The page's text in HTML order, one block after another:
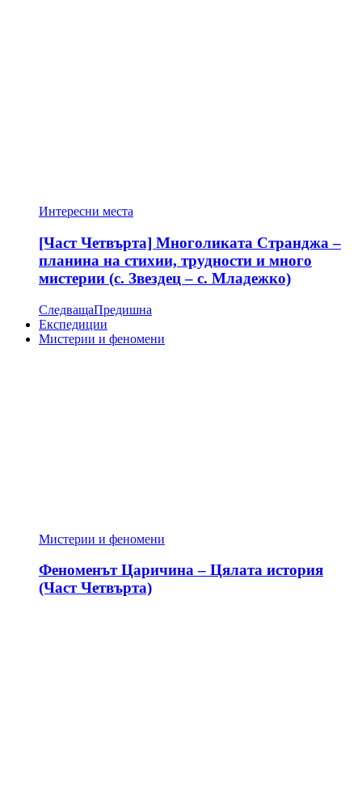
Интересни места
[Част Четвърта] Многоликата Странджа –
планина на стихии, трудности и много
мистерии (с. Звездец – с. Младежко)
СледващаПредишна
Експедиции
Мистерии и феномени
Мистерии и феномени
Феноменът Царичина – Цялата история
(Част Четвърта)